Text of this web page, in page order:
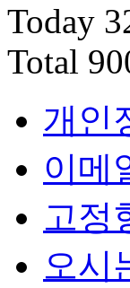
Today
Total
개인
이메
고정
오시